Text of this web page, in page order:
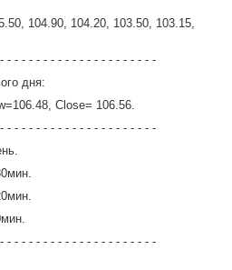
104.90, 104.20, 103.50, 103.15,
- - - - - - - - - - - - - - - - - - - - -
дня:
Close= 106.56.
- - - - - - - - - - - - - - - - - - - - -
- - - - - - - - - - - - - - - - - - - - -